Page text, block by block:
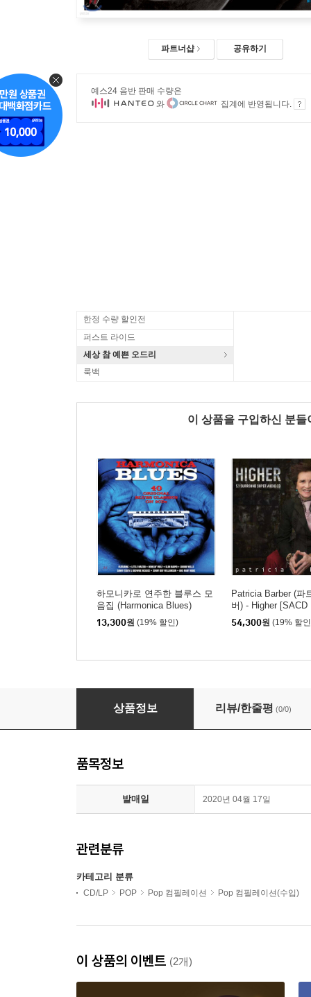
파트너샵 공유하기
예스24 음반 판매 수량은
와
집계에 반영됩니다.
한정 수량 할인전
퍼스트 라이드
세상 참 예쁜 오드리
룩백
이 상품을 구입하신 분
하모니카로 연주한 블루스 모
음집 (Harmonica Blues)
13,300원 (19% 할인)
Patricia Barber (파
버) - Higher [SACD
54,300원 (19% 할
100곡의 블루스 명곡 모음집 (100 Blues
상품정보 리뷰/한줄평 (0/0)
품목정보
발매일 2020년 04월 17일
관련분류
카테고리 분류
CD/LP POP Pop 컴필레이션 Pop 컴필레이션(수입)
이 상품의 이벤트 (2개)